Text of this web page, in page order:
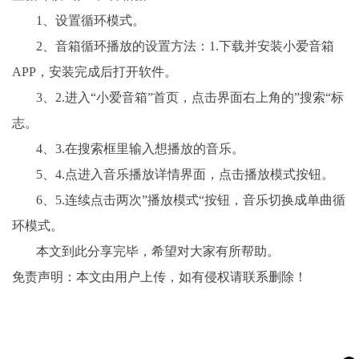
1、设置循环模式。
2、音箱循环播放的设置方法：1.下载并安装小爱音箱
APP，安装完成后打开软件。
3、2.进入“小爱音箱”首页，点击界面右上角的”搜索“标
志。
4、3.在搜索框里输入想播放的音乐。
5、4.点进入音乐播放详情界面，点击播放模式按钮。
6、5.连续点击两次”播放模式“按钮，音乐切换成单曲循
环模式。
本文到此分享完毕，希望对大家有所帮助。
免责声明：本文由用户上传，如有侵权请联系删除！